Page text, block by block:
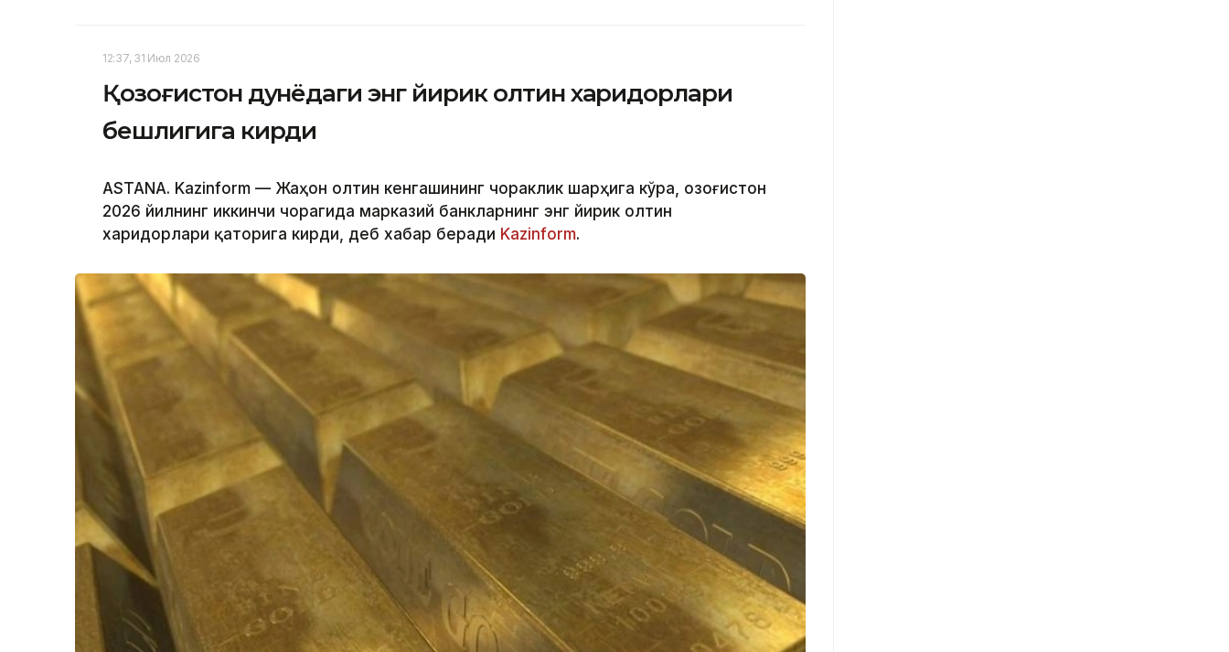
12:37, 31 Июл 2026
Қозоғистон дунёдаги энг йирик олтин харидорлари
бешлигига кирди
ASTANA. Kazinform — Жаҳон олтин кенгашининг чораклик шарҳига кўра, Қозоғистон
2026 йилнинг иккинчи чорагида марказий банкларнинг энг йирик олтин
харидорлари қаторига кирди, деб хабар беради Kazinform.